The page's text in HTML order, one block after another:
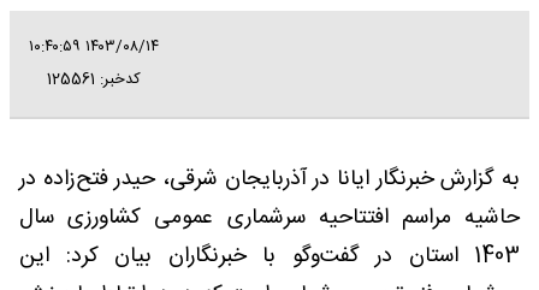
۱۴۰۳/۰۸/۱۴ ۱۰:۴۰:۵۹
کدخبر: 125561
به گزارش خبرنگار ایانا در آذربایجان شرقی، حیدر فتح‌زاده در
حاشیه مراسم افتتاحیه سرشماری عمومی کشاورزی سال
1403 استان در گفت‌وگو با خبرنگاران بیان کرد: این